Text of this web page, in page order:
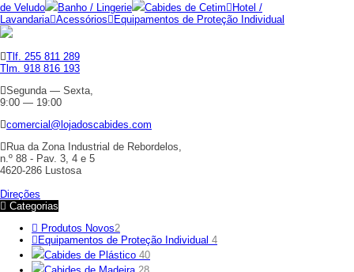
de Veludo
Banho / Lingerie Cabides de Cetim
Hotel /
Lavandaria Acessórios Equipamentos de Proteção Individual
Tlf. 255 811 289
Tlm. 918 816 193
Segunda — Sexta,
9:00 — 19:00
comercial@lojadoscabides.com
Rua da Zona Industrial de Rebordelos,
n.º 88 - Pav. 3, 4 e 5
4620-286 Lustosa
Direções
Categorias
Produtos Novos2
Equipamentos de Proteção Individual 4
Cabides de Plástico 40